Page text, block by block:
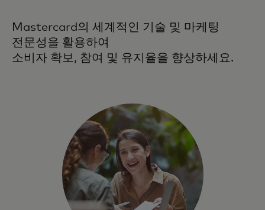
Mastercard의 세계적인 기술 및 마케팅
전문성을 활용하여
소비자 확보, 참여 및 유지율을 향상하세요.